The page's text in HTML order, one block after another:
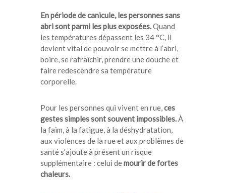
En période de canicule, les personnes sans
abri sont parmi les plus exposées.Quand
les températures dépassent les 34 °C, il
devient vital de pouvoir se mettre à l’abri,
boire, se rafraîchir, prendre une douche et
faire redescendre sa température
corporelle.
Pour les personnes qui vivent en rue,ces
gestes simples sont souvent impossibles.À
la faim, à la fatigue, à la déshydratation,
aux violences de la rue et aux problèmes de
santé s’ajoute à présent un risque
supplémentaire : celui demourir de fortes
chaleurs.